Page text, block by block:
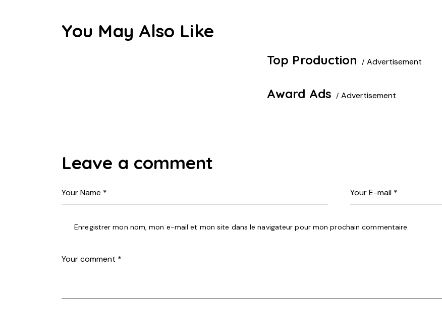
You May Also Like
Advertisement
Top Production
Advertisement
Award Ads
Leave a comment
Enregistrer mon nom, mon e-mail et mon site dans le navigateur pour mon prochain commentaire.